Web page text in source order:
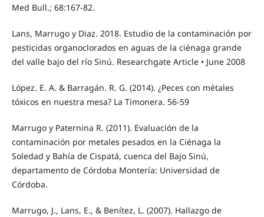
Med Bull.; 68:167-82.
Lans, Marrugo y Diaz. 2018. Estudio de la contaminación por
pesticidas organoclorados en aguas de la ciénaga grande
del valle bajo del río Sinú. Researchgate Article • June 2008
López. E. A. & Barragán. R. G. (2014). ¿Peces con métales
tóxicos en nuestra mesa? La Timonera. 56-59
Marrugo y Paternina R. (2011). Evaluación de la
contaminación por metales pesados en la Ciénaga la
Soledad y Bahía de Cispatá, cuenca del Bajo Sinú,
departamento de Córdoba Montería: Universidad de
Córdoba.
Marrugo, J., Lans, E., & Benítez, L. (2007). Hallazgo de